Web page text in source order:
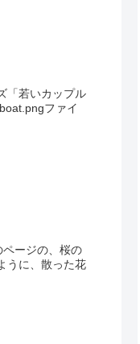
「若いカップル
ファイ
ージの、桜の
うに、散った花